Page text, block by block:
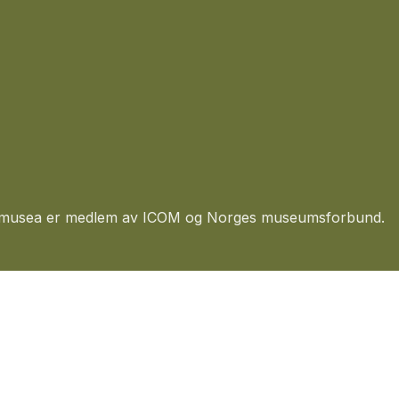
er medlem av ICOM og Norges museumsforbund.